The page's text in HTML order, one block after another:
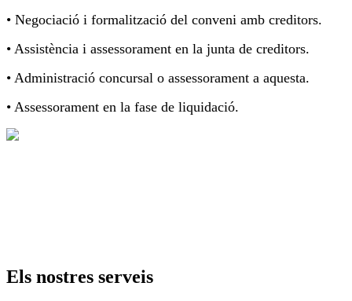
• Negociació i formalització del conveni amb creditors.
• Assistència i assessorament en la junta de creditors.
• Administració concursal o assessorament a aquesta.
• Assessorament en la fase de liquidació.
Els nostres serveis